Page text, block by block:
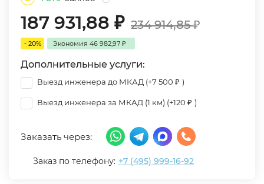
187 931,88 ₽ 234 914,85₽
- 20% Экономия 46 982,97 ₽
Дополнительные услуги:
Выезд инженера до МКАД (+7 500 ₽ )
Выезд инженера за МКАД (1 км) (+120 ₽ )
Заказать через:
Заказ по телефону: +7 (495) 999-16-92